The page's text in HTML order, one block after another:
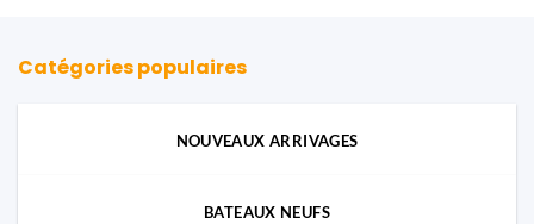
Catégories populaires
NOUVEAUX ARRIVAGES
BATEAUX NEUFS